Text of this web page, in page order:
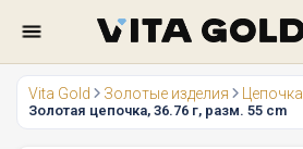
Vita Gold Золотые изделия Цепочка
Золотая цепочка, 36.76 г, разм. 55 cm